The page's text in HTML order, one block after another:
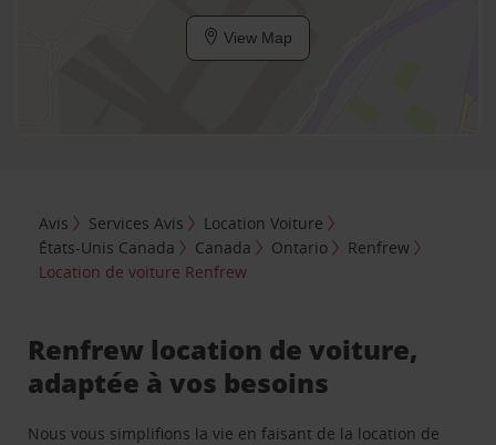
View Map
Avis Services Avis
Location Voiture
États-Unis Canada
Canada Ontario
Renfrew
Location de voiture Renfrew
Renfrew location de voiture,
adaptée à vos besoins
Nous vous simplifions la vie en faisant de la location de